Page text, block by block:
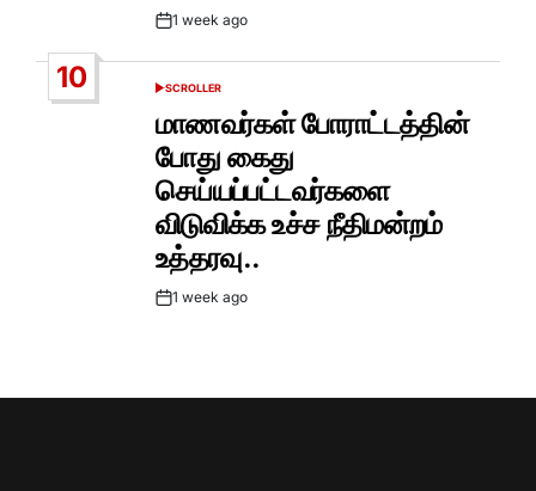
Post1 week ago
10
POSTED
SCROLLER
மாணவர்கள் போராட்டத்தின்
போது கைது
செய்யப்பட்டவர்களை
விடுவிக்க உச்ச நீதிமன்றம்
உத்தரவு..
Post1 week ago